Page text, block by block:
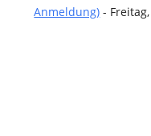
Anmeldung) -